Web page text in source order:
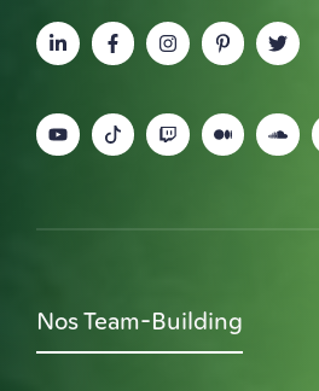
Nos Team-Building